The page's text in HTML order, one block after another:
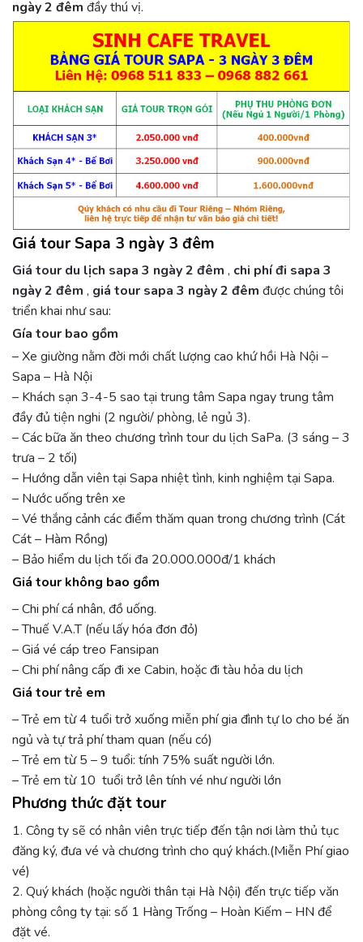
ngày 2 đêm đầy thú vị.
Giá tourSapa 3 ngày 3 đêm
Giá tour du lịch sapa 3 ngày 2 đêm , chi phí đi sapa 3
ngày 2 đêm , giá tour sapa 3 ngày 2 đêm được chúng tôi
triển khai như sau:
Gía tour bao gồm
– Xe giường nằm đời mới chất lượng cao khứ hồi Hà Nội –
Sapa – Hà Nội
– Khách sạn 3-4-5 sao tại trung tâm Sapa ngay trung tâm
đầy đủ tiện nghi (2 người/ phòng, lẻ ngủ 3).
– Các bữa ăn theo chương trình tour du lịch SaPa. (3 sáng – 3
trưa – 2 tối)
– Hướng dẫn viên tại Sapa nhiệt tình, kinh nghiệm tại Sapa.
– Nước uống trên xe
– Vé thắng cảnh các điểm thăm quan trong chương trình (Cát
Cát – Hàm Rồng)
– Bảo hiểm du lịch tối đa 20.000.000đ/1 khách
Giá tour không bao gồm
– Chi phí cá nhân, đồ uống.
– Thuế V.A.T (nếu lấy hóa đơn đỏ)
– Giá vé cáp treo Fansipan
– Chi phí nâng cấp đi xe Cabin, hoặc đi tàu hỏa du lịch
Giá tour trẻ em
– Trẻ em từ 4 tuổi trở xuống miễn phí gia đình tự lo cho bé ăn
ngủ và tự trả phí tham quan (nếu có)
– Trẻ em từ 5 – 9 tuổi: tính 75% suất người lớn.
– Trẻ em từ 10 tuổi trở lên tính vé như người lớn
Phương thức đặt tour
1. Công ty sẽ có nhân viên trực tiếp đến tận nơi làm thủ tục
đăng ký, đưa vé và chương trình cho quý khách.(Miễn Phí giao
vé)
2. Quý khách (hoặc người thân tại Hà Nội) đến trực tiếp văn
phòng công ty tại: số 1 Hàng Trống – Hoàn Kiếm – HN để
đặt vé.